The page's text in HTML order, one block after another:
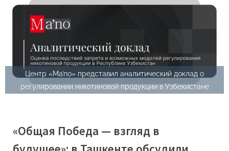
Центр «Ma’no» представил аналитический доклад о
регулировании никотиновой продукции в Узбекистане
«Общая Победа — взгляд в